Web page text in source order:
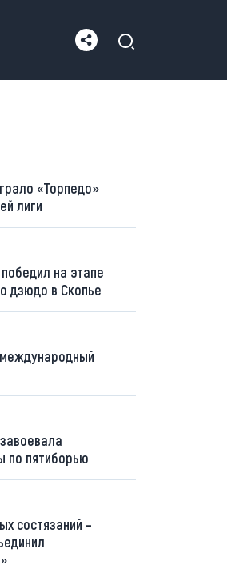
«Торпедо»
лиги
на этапе
дзюдо в Скопье
по пятиборью
состязаний –